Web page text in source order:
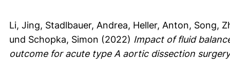
Li, Jing, Stadlbauer, Andrea, Heller, Anton, Song,
und Schopka, Simon (2022) Impact of fluid
outcome for acute type A aortic dissection